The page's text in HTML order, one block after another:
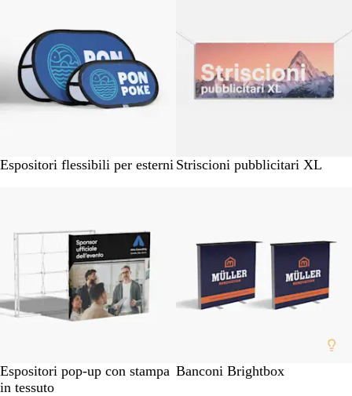
Espositori flessibili per esterni Striscioni pubblicitari XL
Espositori pop-up con stampa
in tessuto
Banconi Brightbox